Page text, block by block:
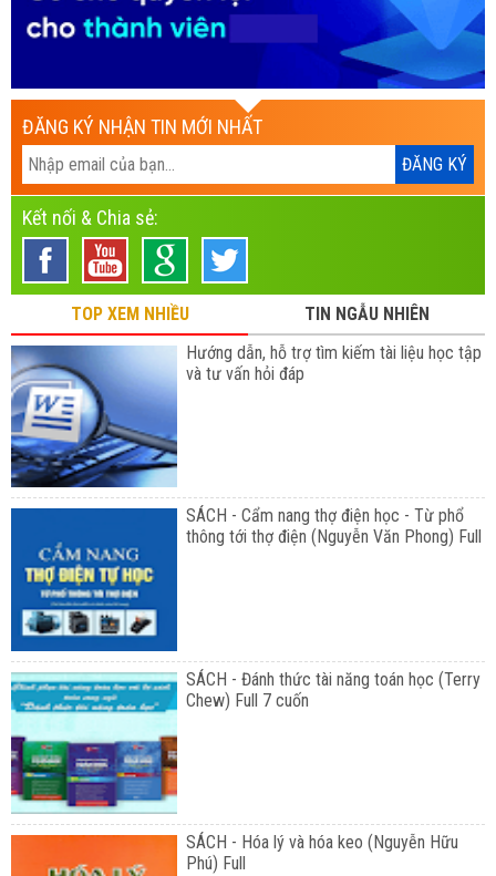
ĐĂNG KÝ NHẬN TIN MỚI NHẤT
Kết nối & Chia sẻ:
TOP XEM NHIỀU
TIN NGẪU NHIÊN
Hướng dẫn, hỗ trợ tìm kiếm tài liệu học tập
và tư vấn hỏi đáp
SÁCH - Cẩm nang thợ điện học - Từ phổ
thông tới thợ điện (Nguyễn Văn Phong) Full
SÁCH - Đánh thức tài năng toán học (Terry
Chew) Full 7 cuốn
SÁCH - Hóa lý và hóa keo (Nguyễn Hữu
Phú) Full